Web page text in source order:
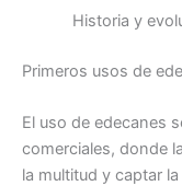
Historia y
Primeros usos de
El uso de edecanes
comerciales, donde
la multitud y captar